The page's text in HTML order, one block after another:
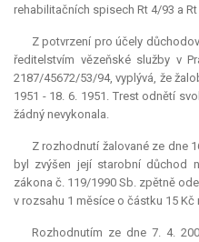
rehabilitačních spisech Rt 4/93 a
Z potvrzení pro účely
ředitelstvím vězeňské služby v
2187/45672/53/94, vyplývá, že
1951 - 18. 6. 1951. Trest odnětí
žádný nevykonala.
Z rozhodnutí žalované ze dne
byl zvýšen její starobní důchod
zákona č. 119/1990 Sb. zpětně
v rozsahu 1 měsíce o částku 15 Kč
Rozhodnutím ze dne 7. 4.